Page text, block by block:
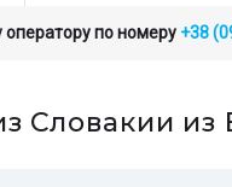
по номеру +38
Словакии из
с нашим